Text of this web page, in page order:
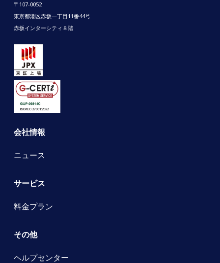
〒107-0052
東京都港区赤坂一丁目11番44号
赤坂インターシティ８階
会社情報
ニュース
サービス
料金プラン
その他
ヘルプセンター